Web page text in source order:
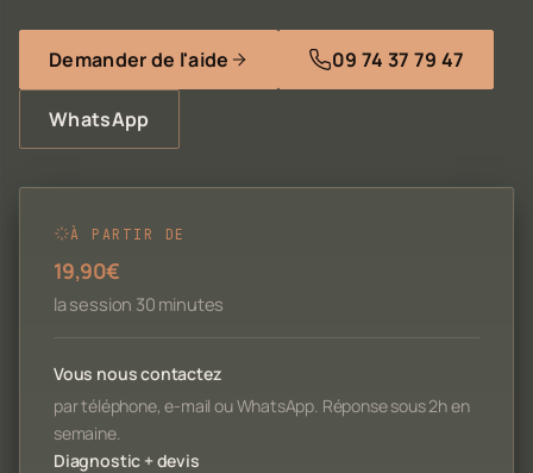
Demander de l'aide 09 74 37 79 47
WhatsApp
À PARTIR DE
19,90€
la session 30 minutes
Vous nous contactez
par téléphone, e-mail ou WhatsApp. Réponse sous 2h en
semaine.
Diagnostic + devis